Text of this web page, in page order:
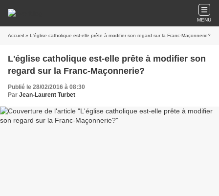
MENU
Accueil » L'église catholique est-elle prête à modifier son regard sur la Franc-Maçonnerie?
L'église catholique est-elle prête à modifier son
regard sur la Franc-Maçonnerie?
Publié le 28/02/2016 à 08:30
Par Jean-Laurent Turbet